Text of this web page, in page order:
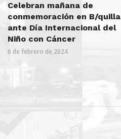
Celebran mañana de
conmemoración en B/quilla
ante Día Internacional del
Niño con Cáncer
6 de febrero de 2024